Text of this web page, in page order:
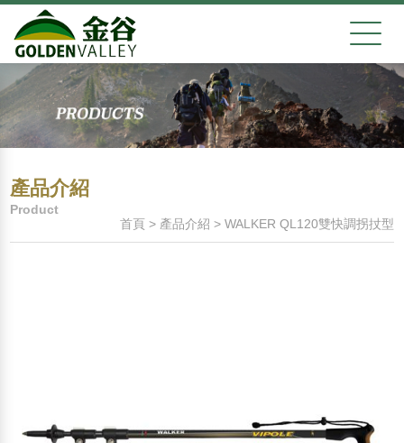
產品介紹
Product
首頁> 產品介紹 > WALKER QL120雙快調拐扙型